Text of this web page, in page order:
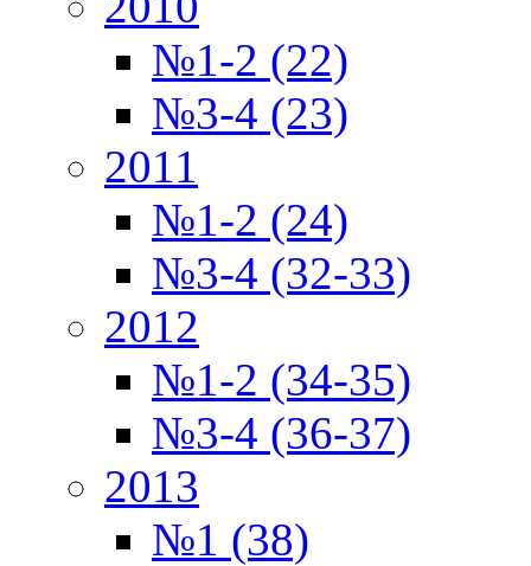
№1-2 (22)
№3-4 (23)
2011
№1-2 (24)
№3-4 (32-33)
2012
№1-2 (34-35)
№3-4 (36-37)
2013
№1 (38)